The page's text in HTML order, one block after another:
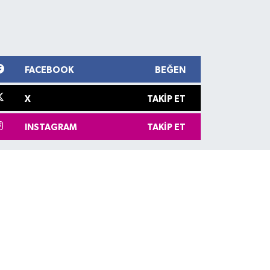
FACEBOOK BEĞEN
X TAKIP ET
INSTAGRAM TAKIP ET